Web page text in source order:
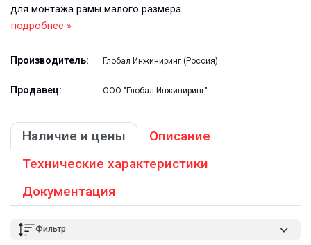
для монтажа рамы малого размера
подробнее »
Производитель: Глобал Инжиниринг (Россия)
Продавец: ООО "Глобал Инжиниринг"
Наличие и цены
Описание
Технические характеристики
Документация
Фильтр